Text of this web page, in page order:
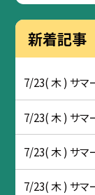
新着記事
7/23( 木 ) サマ
7/23( 木 ) サ
7/23( 木 ) サマ
7/23( 木 ) サマ